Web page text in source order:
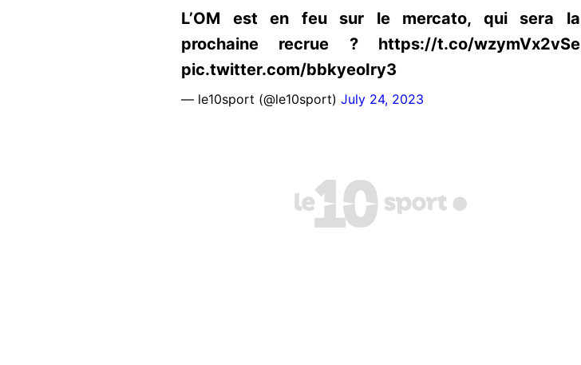
L’OM est en feu sur le mercato, qui sera la
prochaine recrue ? https://t.co/wzymVx2vSe
pic.twitter.com/bbkyeoIry3
— le10sport (@le10sport) July 24, 2023